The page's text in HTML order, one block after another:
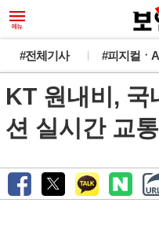
#전체기사 #피지컬ㆍ
KT 원내비, 국
션 실시간 교